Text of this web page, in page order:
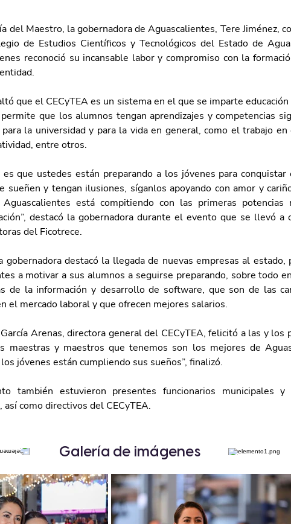
del Maestro, la gobernadora de Aguascalientes, Tere Jiménez,
de Estudios Científicos y Tecnológicos del Estado de
reconoció su incansable labor y compromiso con la
que el CECyTEA es un sistema en el que se imparte
que los alumnos tengan aprendizajes y competencias
la universidad y para la vida en general, como el trabajo
entre otros.
es que ustedes están preparando a los jóvenes para conquistar
sueñen y tengan ilusiones, síganlos apoyando con amor y
está compitiendo con las primeras potencias
destacó la gobernadora durante el evento que se llevó a
del Ficotrece.
gobernadora destacó la llegada de nuevas empresas al estado,
a motivar a sus alumnos a seguirse preparando, sobre todo
de la información y desarrollo de software, que son de las
el mercado laboral y que ofrecen mejores salarios.
Arenas, directora general del CECyTEA, felicitó a las y los
maestras y maestros que tenemos son los mejores de
jóvenes están cumpliendo sus sueños”, finalizó.
también estuvieron presentes funcionarios municipales y
como directivos del CECyTEA.
Galería de imágenes